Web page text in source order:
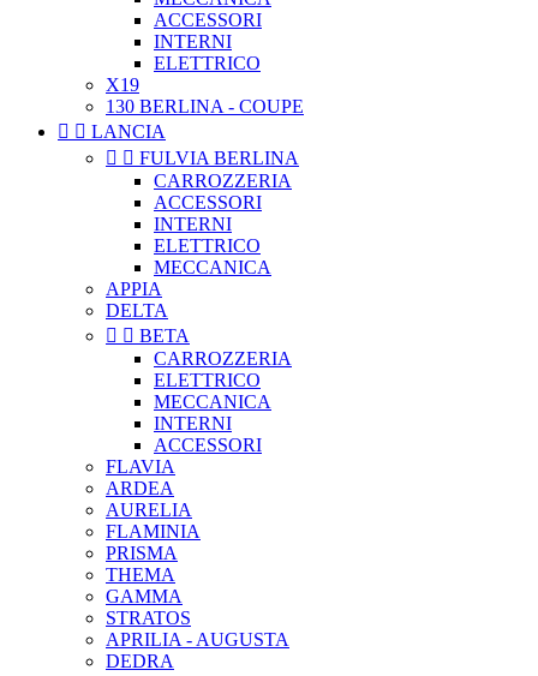
ACCESSORI
INTERNI
ELETTRICO
X19
130 BERLINA - COUPE
  LANCIA
  FULVIA BERLINA
CARROZZERIA
ACCESSORI
INTERNI
ELETTRICO
MECCANICA
APPIA
DELTA
  BETA
CARROZZERIA
ELETTRICO
MECCANICA
INTERNI
ACCESSORI
FLAVIA
ARDEA
AURELIA
FLAMINIA
PRISMA
THEMA
GAMMA
STRATOS
APRILIA - AUGUSTA
DEDRA